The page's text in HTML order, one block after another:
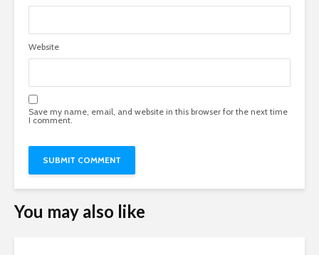
Website
Save my name, email, and website in this browser for the next time
I comment.
You may also like